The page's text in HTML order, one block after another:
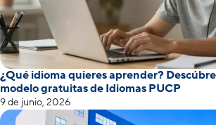
¿Qué idioma quieres aprender?
modelo gratuitas de Idiomas PUCP
9 de junio, 2026